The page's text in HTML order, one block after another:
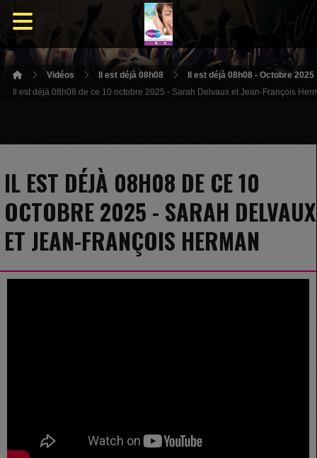
Vidéos Il est déjà 08h08
Il est déjà 08h08 - Octobre 2025
Il est déjà 08h08 de ce 10 octobre 2025 - Sarah Delvaux et Jean-François
IL EST DÉJÀ 08H08 DE CE 10
OCTOBRE 2025 - SARAH DELVAUX
ET JEAN-FRANÇOIS HERMAN